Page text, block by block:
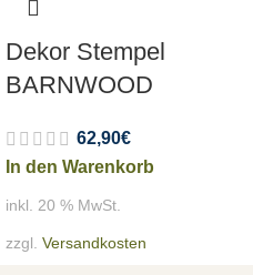
Dekor Stempel
BARNWOOD
62,90€
In den Warenkorb
inkl. 20 % MwSt.
zzgl. Versandkosten